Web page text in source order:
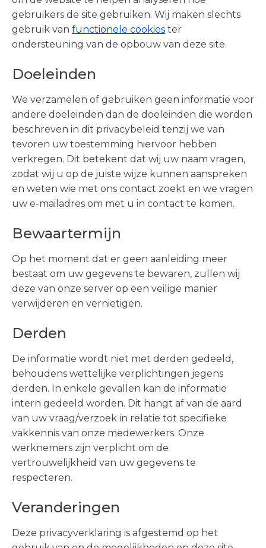
Visie en werkwijze
Portfolio
Team
Nieuws
Contact
gebruikers de site gebruiken. Wij maken slechts
gebruik van functionele cookies ter
ondersteuning van de opbouw van deze site.
Doeleinden
We verzamelen of gebruiken geen informatie voor
andere doeleinden dan de doeleinden die worden
beschreven in dit privacybeleid tenzij we van
tevoren uw toestemming hiervoor hebben
verkregen. Dit betekent dat wij uw naam vragen,
zodat wij u op de juiste wijze kunnen aanspreken
en weten wie met ons contact zoekt en we vragen
uw e-mailadres om met u in contact te komen.
Bewaartermijn
Op het moment dat er geen aanleiding meer
bestaat om uw gegevens te bewaren, zullen wij
deze van onze server op een veilige manier
verwijderen en vernietigen.
Derden
De informatie wordt niet met derden gedeeld,
behoudens wettelijke verplichtingen jegens
derden. In enkele gevallen kan de informatie
intern gedeeld worden. Dit hangt af van de aard
van uw vraag/verzoek in relatie tot specifieke
vakkennis van onze medewerkers. Onze
werknemers zijn verplicht om de
vertrouwelijkheid van uw gegevens te
respecteren.
Veranderingen
Deze privacyverklaring is afgestemd op het